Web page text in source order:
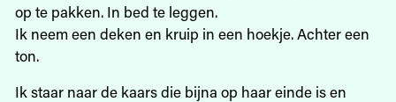
op te pakken. In bed te leggen.
Ik neem een deken en kruip in een hoekje. Achter een
ton.
Ik staar naar de kaars die bijna op haar einde is en